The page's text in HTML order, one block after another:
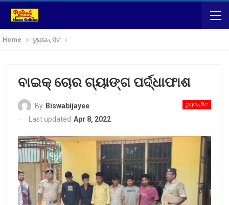
Home ଟ୍ୟୁଇନ୍ ସିଟ
ବାଇକ୍ ଚୋର ଗ୍ୟାଙ୍ଗ ପର୍ଦ୍ଧାଫାଶ
ଟ୍ୟୁଇନ୍ ସିଟ
By Biswabijayee
Last updated Apr 8, 2022